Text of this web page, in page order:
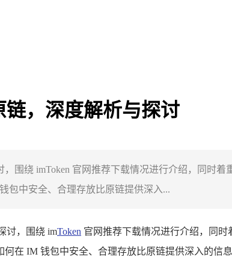
，深度解析与探讨
围绕 imToken 官网推荐下载情况进行介绍，同时
包中安全、合理存放比原链提供深入...
讨，围绕 imToken 官网推荐下载情况进行介绍，同时
在 IM 钱包中安全、合理存放比原链提供深入的信